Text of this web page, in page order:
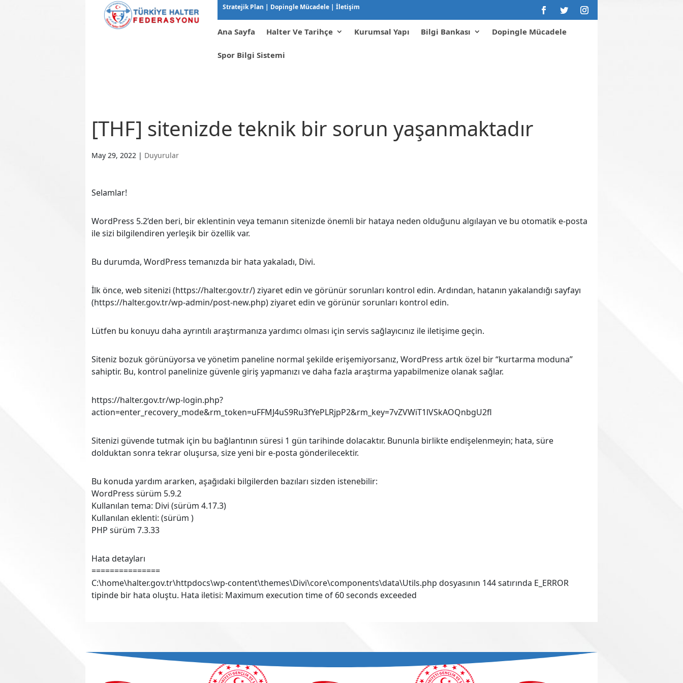
Stratejik Plan | Dopingle Mücadele| İletişim
Ana Sayfa Halter Ve Tarihçe Kurumsal Yapı Bilgi Bankası Dopingle Mücadele
Spor Bilgi Sistemi
[THF] sitenizde teknik bir sorun yaşanmaktadır
May 29, 2022 | Duyurular
Selamlar!
WordPress 5.2’den beri, bir eklentinin veya temanın sitenizde önemli bir hataya neden olduğunu algılayan ve bu otomatik e-posta
ile sizi bilgilendiren yerleşik bir özellik var.
Bu durumda, WordPress temanızda bir hata yakaladı, Divi.
İlk önce, web sitenizi (https://halter.gov.tr/) ziyaret edin ve görünür sorunları kontrol edin. Ardından, hatanın yakalandığı sayfayı
(https://halter.gov.tr/wp-admin/post-new.php) ziyaret edin ve görünür sorunları kontrol edin.
Lütfen bu konuyu daha ayrıntılı araştırmanıza yardımcı olması için servis sağlayıcınız ile iletişime geçin.
Siteniz bozuk görünüyorsa ve yönetim paneline normal şekilde erişemiyorsanız, WordPress artık özel bir “kurtarma moduna”
sahiptir. Bu, kontrol panelinize güvenle giriş yapmanızı ve daha fazla araştırma yapabilmenize olanak sağlar.
https://halter.gov.tr/wp-login.php?
action=enter_recovery_mode&rm_token=uFFMJ4uS9Ru3fYePLRjpP2&rm_key=7vZVWiT1lVSkAOQnbgU2fl
Sitenizi güvende tutmak için bu bağlantının süresi 1 gün tarihinde dolacaktır. Bununla birlikte endişelenmeyin; hata, süre
dolduktan sonra tekrar oluşursa, size yeni bir e-posta gönderilecektir.
Bu konuda yardım ararken, aşağıdaki bilgilerden bazıları sizden istenebilir:
WordPress sürüm 5.9.2
Kullanılan tema: Divi (sürüm 4.17.3)
Kullanılan eklenti: (sürüm )
PHP sürüm 7.3.33
Hata detayları
===============
C:\home\halter.gov.tr\httpdocs\wp-content\themes\Divi\core\components\data\Utils.php dosyasının 144 satırında E_ERROR
tipinde bir hata oluştu. Hata iletisi: Maximum execution time of 60 seconds exceeded